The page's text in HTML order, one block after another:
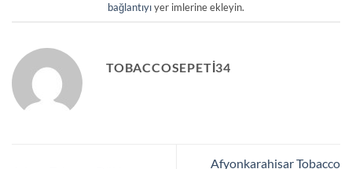
bağlantıyıyer imlerine ekleyin.
TOBACCOSEPETI34
Afyonkarahisar Tobacco